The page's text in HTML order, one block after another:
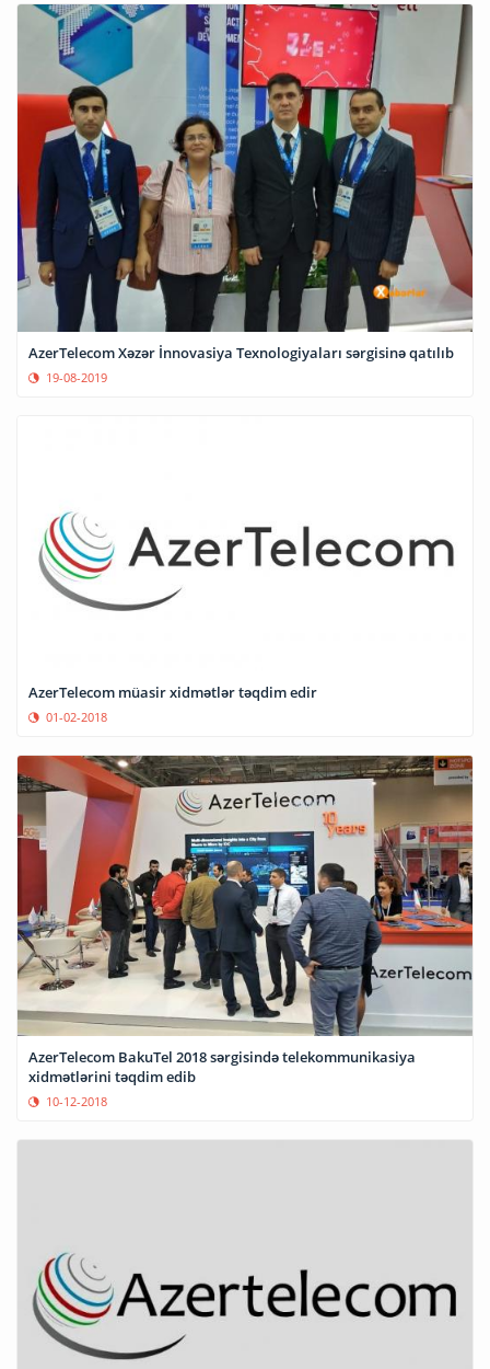
AzerTelecom Xəzər İnnovasiya Texnologiyaları sərgisinə qatılıb
19-08-2019
AzerTelecom müasir xidmətlər təqdim edir
01-02-2018
AzerTelecom BakuTel 2018 sərgisində telekommunikasiya
xidmətlərini təqdim edib
10-12-2018